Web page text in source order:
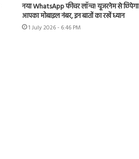
नया WhatsApp फीचर लॉन्च! यूजरनेम से छिपेगा
आपका मोबाइल नंबर, इन बातों का रखें ध्यान
1 July 2026 - 6:46 PM